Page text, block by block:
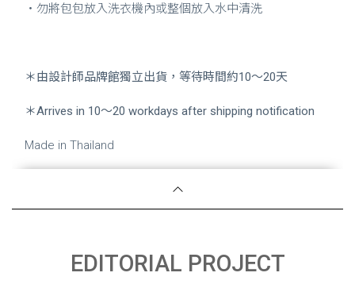
・勿將包包放入洗衣機內或整個放入水中清洗
＊由設計師品牌館獨立出貨，等待時間約10～20天
＊Arrives in 10～20 workdays after shipping notification
Made in Thailand
EDITORIAL PROJECT